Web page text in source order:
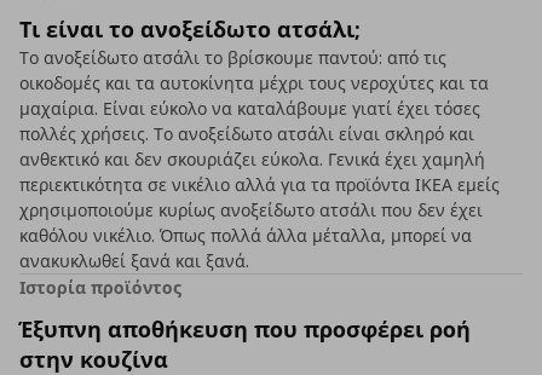
Τι είναι το ανοξείδωτο ατσάλι;
Το ανοξείδωτο ατσάλι το βρίσκουμε παντού: από τις
οικοδομές και τα αυτοκίνητα μέχρι τους νεροχύτες και τα
μαχαίρια. Είναι εύκολο να καταλάβουμε γιατί έχει τόσες
πολλές χρήσεις. Το ανοξείδωτο ατσάλι είναι σκληρό και
ανθεκτικό και δεν σκουριάζει εύκολα. Γενικά έχει χαμηλή
περιεκτικότητα σε νικέλιο αλλά για τα προϊόντα ΙΚΕΑ εμείς
χρησιμοποιούμε κυρίως ανοξείδωτο ατσάλι που δεν έχει
καθόλου νικέλιο. Όπως πολλά άλλα μέταλλα, μπορεί να
ανακυκλωθεί ξανά και ξανά.
Ιστορία προϊόντος
Έξυπνη αποθήκευση που προσφέρει ροή
στην κουζίνα